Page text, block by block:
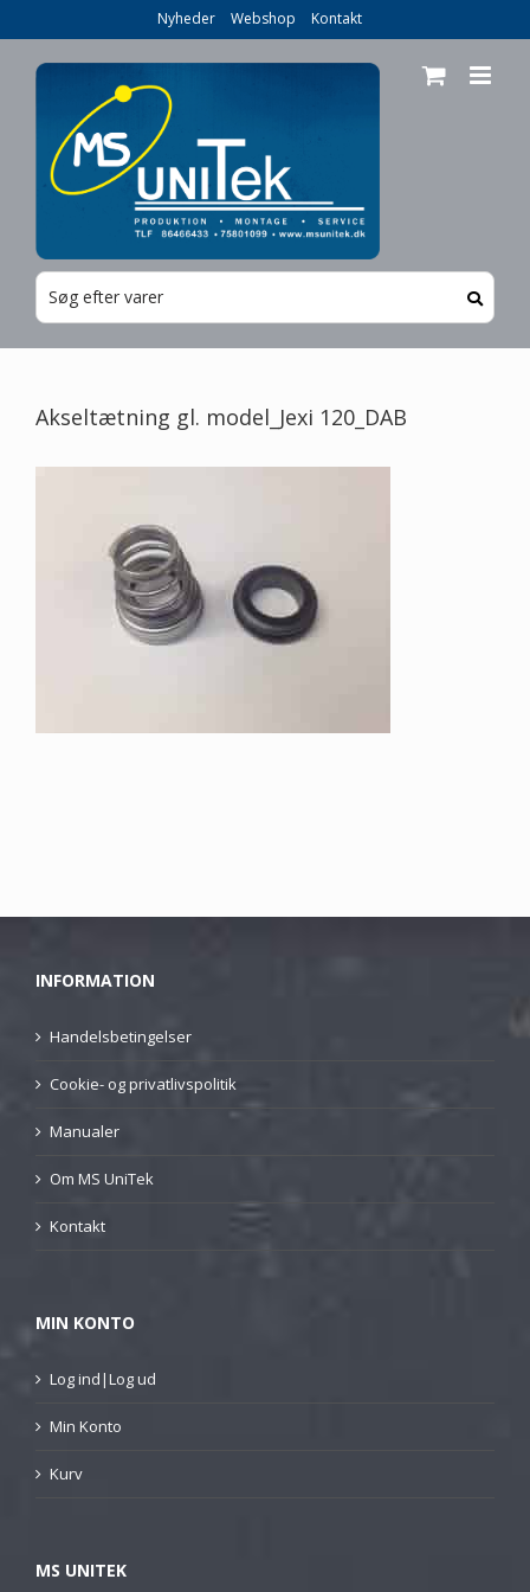
Nyheder Webshop Kontakt
Akseltætning gl. model_Jexi 120_DAB
INFORMATION
Handelsbetingelser
Cookie- og privatlivspolitik
Manualer
Om MS UniTek
Kontakt
MIN KONTO
Log ind|Log ud
Min Konto
Kurv
MS UNITEK